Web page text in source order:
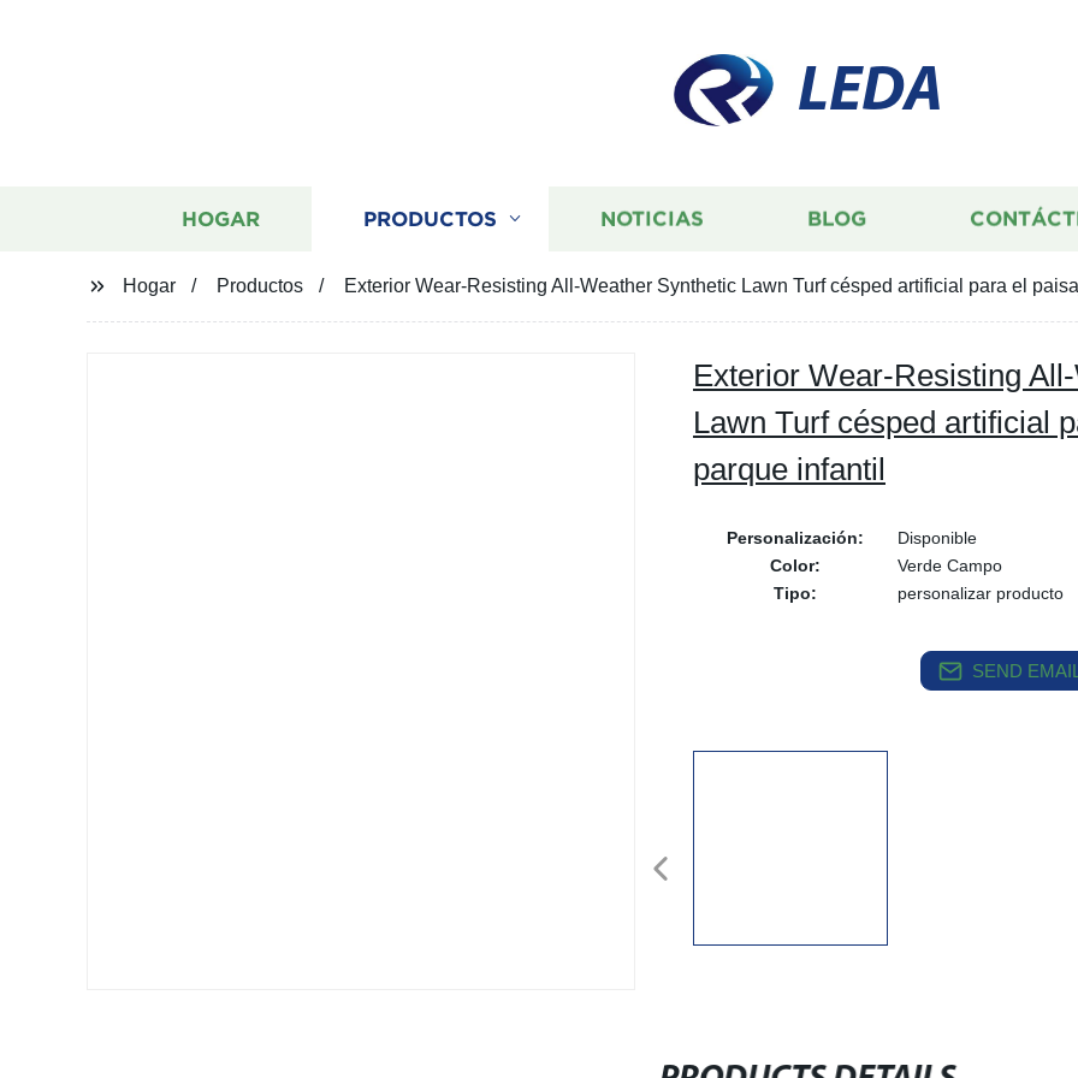
LEDA
HOGAR PRODUCTOS NOTICIAS BLOG
Hogar Productos Exterior Wear-Resisting All-Weather Synthetic Lawn Turf césped artificial para el
Exterior Wear-Resisting
Lawn Turf césped artificial
parque infantil
Personalización:
Disponible
Color:
Verde Campo
Tipo:
personalizar producto
SEND